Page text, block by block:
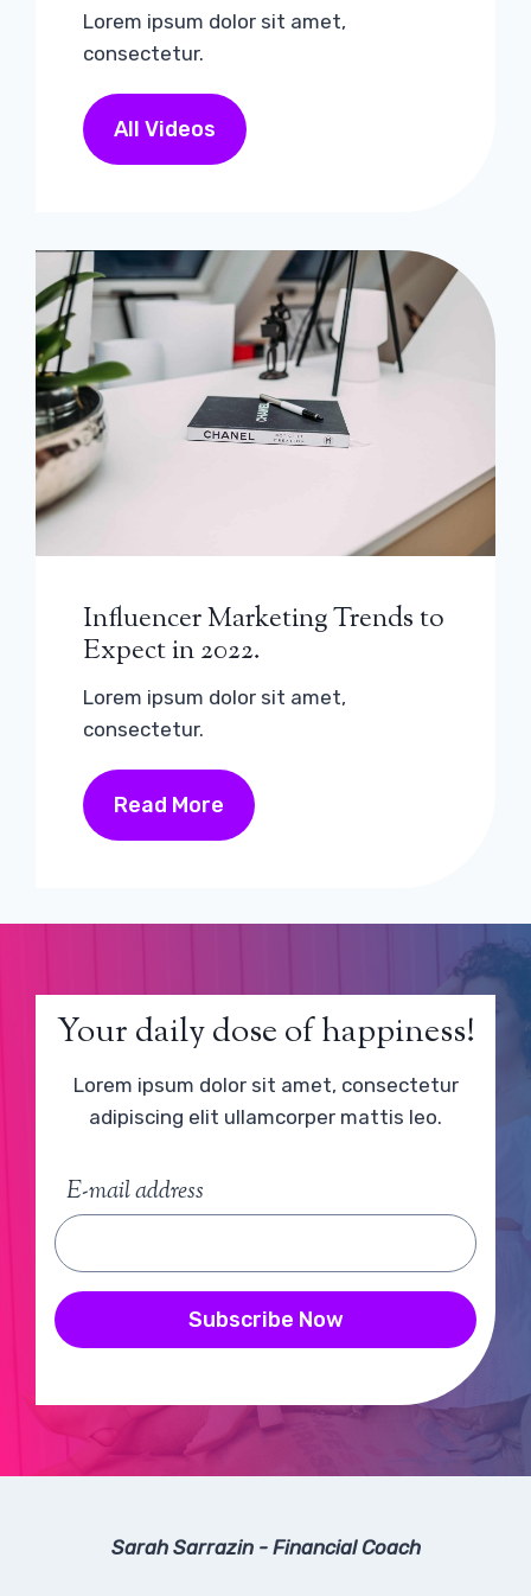
Lorem ipsum dolor sit amet,
consectetur.
All Videos
Influencer Marketing Trends to
Expect in 2022.
Lorem ipsum dolor sit amet,
consectetur.
Read More
Your daily dose of happiness!
Lorem ipsum dolor sit amet, consectetur
adipiscing elit ullamcorper mattis leo.
E-mail address
Subscribe Now
Sarah Sarrazin - Financial Coach